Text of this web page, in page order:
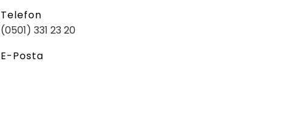
Telefon
(0501) 331 23 20
E-Posta